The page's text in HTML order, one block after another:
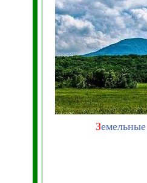
Земельные